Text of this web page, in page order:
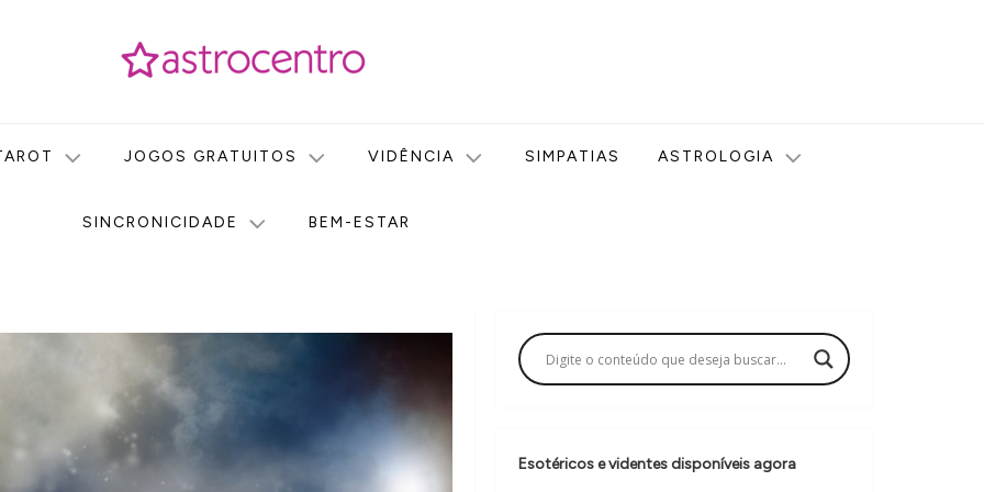
JOGOS GRATUITOS VIDÊNCIA SIMPATIAS ASTROLOGIA
SINCRONICIDADE BEM-ESTAR
Esotéricos e videntes disponíveis agora